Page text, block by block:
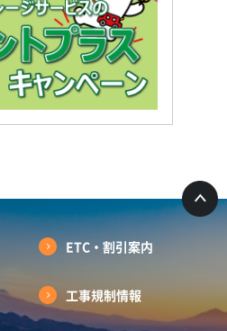
ETC・割引案内
工事規制情報